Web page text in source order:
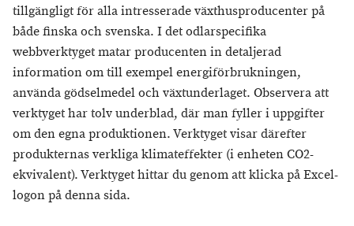
tillgängligt för alla intresserade växthusproducenter på
både finska och svenska. I det odlarspecifika
webbverktyget matar producenten in detaljerad
information om till exempel energiförbrukningen,
använda gödselmedel och växtunderlaget. Observera att
verktyget har tolv underblad, där man fyller i uppgifter
om den egna produktionen. Verktyget visar därefter
produkternas verkliga klimateffekter (i enheten CO2-
ekvivalent). Verktyget hittar du genom att klicka på Excel-
logon på denna sida.